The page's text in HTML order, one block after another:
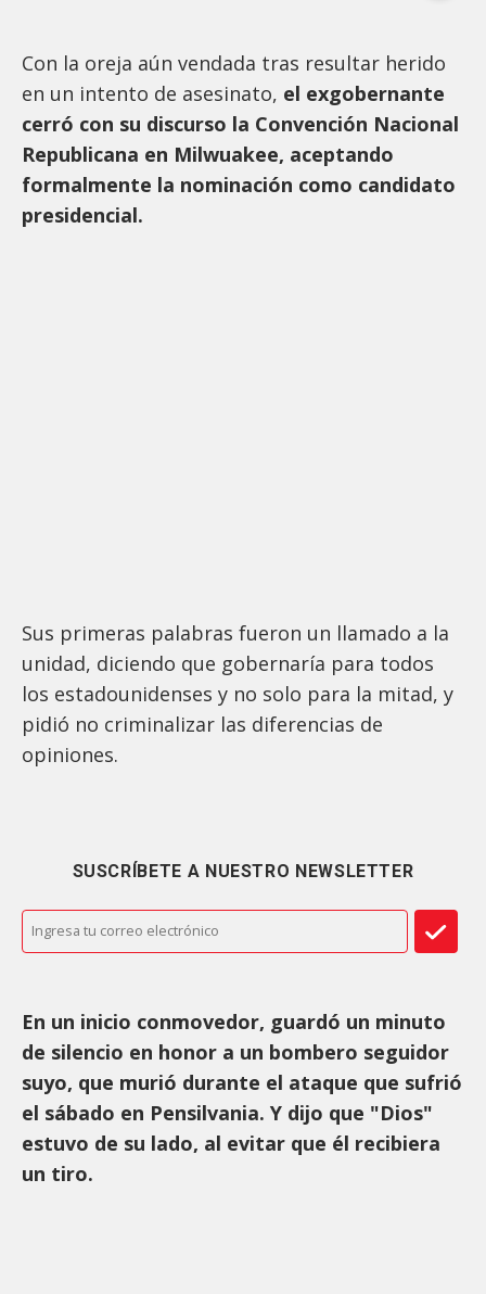
Con la oreja aún vendada tras resultar herido
en un intento de asesinato, el exgobernante
cerró con su discurso la Convención Nacional
Republicana en Milwuakee, aceptando
formalmente la nominación como candidato
presidencial.
Sus primeras palabras fueron un llamado a la
unidad, diciendo que gobernaría para todos
los estadounidenses y no solo para la mitad, y
pidió no criminalizar las diferencias de
opiniones.
SUSCRÍBETE A NUESTRO NEWSLETTER
En un inicio conmovedor, guardó un minuto
de silencio en honor a un bombero seguidor
suyo, que murió durante el ataque que sufrió
el sábado en Pensilvania. Y dijo que "Dios"
estuvo de su lado, al evitar que él recibiera
un tiro.